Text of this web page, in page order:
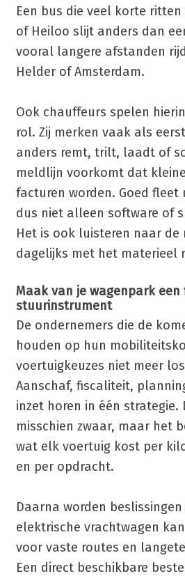
Een bus die veel korte
of Heiloo slijt anders dan
vooral langere afstanden
Helder of Amsterdam.
Ook chauffeurs spelen
rol. Zij merken vaak als
anders remt, trilt, laadt of
meldlijn voorkomt dat
facturen worden. Goed fleet
dus niet alleen software of
Het is ook luisteren naar de
dagelijks met het materieel
Maak van je wagenpark een
stuurinstrument
De ondernemers die de
houden op hun
voertuigkeuzes niet meer
Aanschaf, fiscaliteit,
inzet horen in één strategie.
misschien zwaar, maar het
wat elk voertuig kost per
en per opdracht.
Daarna worden beslissingen
elektrische vrachtwagen
voor vaste routes en
Een direct beschikbare